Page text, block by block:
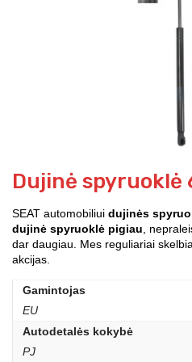
Dujinė spyruoklė
SEAT automobiliui dujinės
dujinė spyruoklė pigiau ,
dar daugiau. Mes reguliariai
akcijas.
Gamintojas
EU
Autodetalės kokybė
PJ